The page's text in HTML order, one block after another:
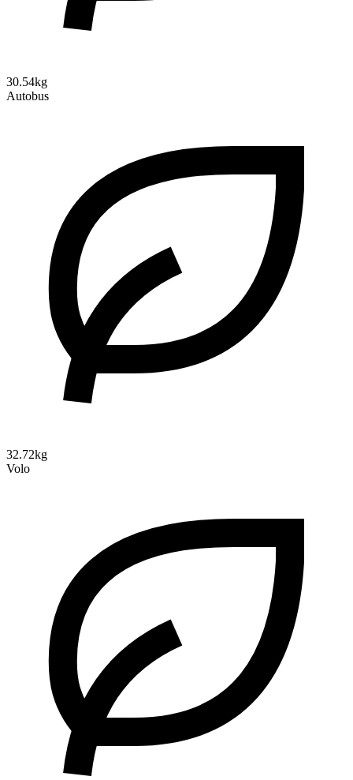
30.54kg
Autobus
32.72kg
Volo